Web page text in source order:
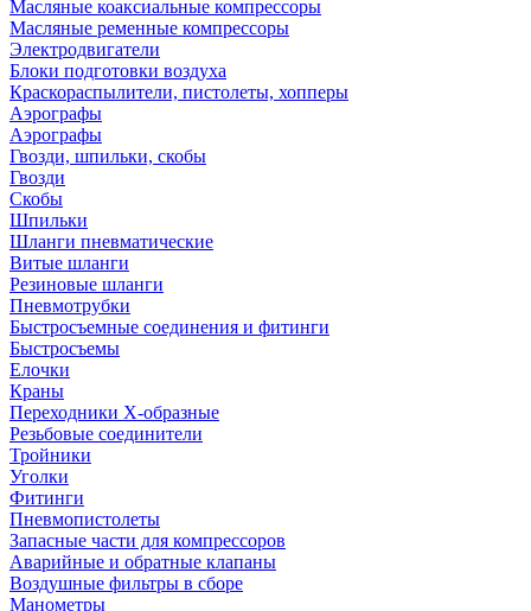
Масляные коаксиальные компрессоры
Масляные ременные компрессоры
Электродвигатели
Блоки подготовки воздуха
Краскораспылители, пистолеты, хопперы
Аэрографы
Аэрографы
Гвозди, шпильки, скобы
Гвозди
Скобы
Шпильки
Шланги пневматические
Витые шланги
Резиновые шланги
Пневмотрубки
Быстросъемные соединения и фитинги
Быстросъемы
Елочки
Краны
Переходники Х-образные
Резьбовые соединители
Тройники
Уголки
Фитинги
Пневмопистолеты
Запасные части для компрессоров
Аварийные и обратные клапаны
Воздушные фильтры в сборе
Манометры